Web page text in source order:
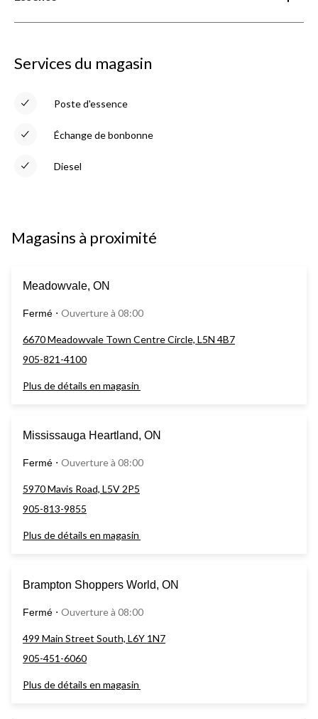
Services du magasin
Poste d'essence
Échange de bonbonne
Diesel
Magasins à proximité
Meadowvale, ON
Fermé ⋅ Ouverture à 08:00
6670 Meadowvale Town Centre Circle, L5N 4B7
905-821-4100
Plus de détails en magasin
Mississauga Heartland, ON
Fermé ⋅ Ouverture à 08:00
5970 Mavis Road, L5V 2P5
905-813-9855
Plus de détails en magasin
Brampton Shoppers World, ON
Fermé ⋅ Ouverture à 08:00
499 Main Street South, L6Y 1N7
905-451-6060
Plus de détails en magasin